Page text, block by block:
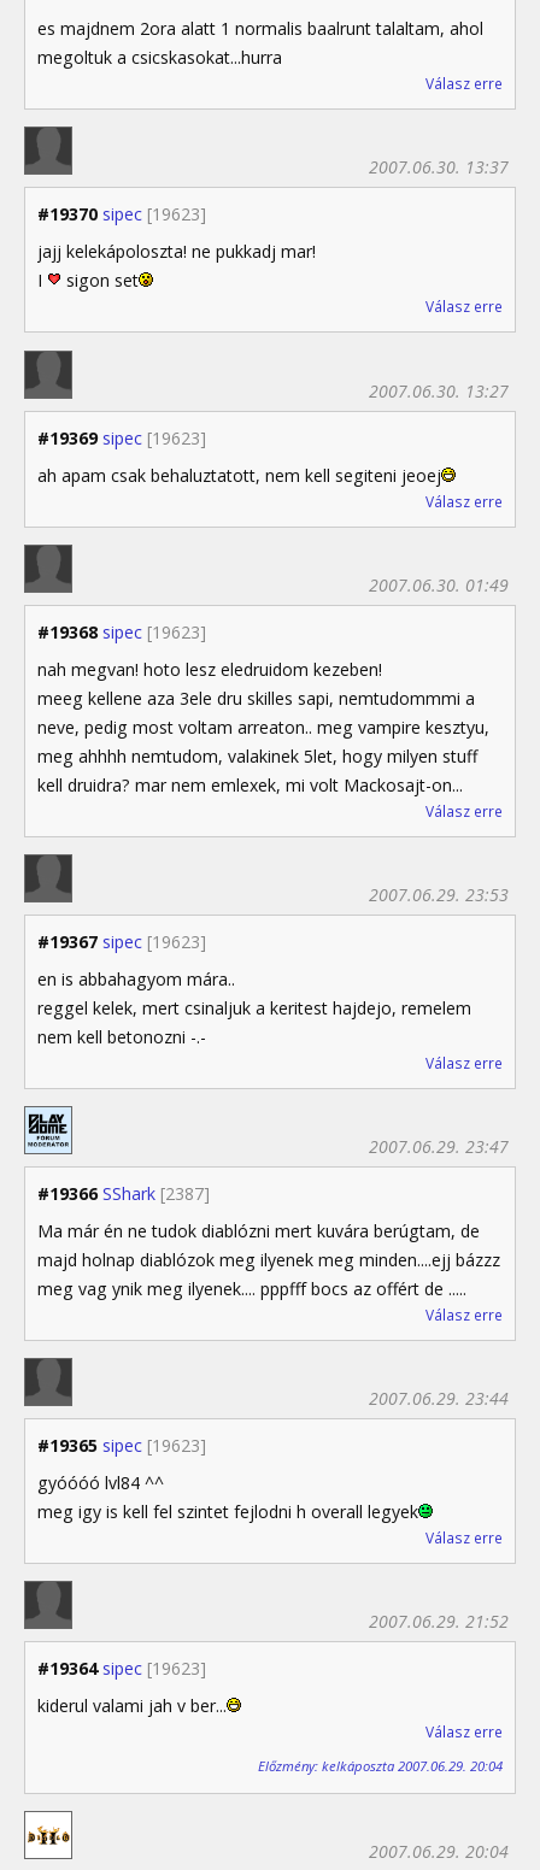
es majdnem 2ora alatt 1 normalis baalrunt talaltam, ahol
megoltuk a csicskasokat...hurra
Válasz erre
#19370 sipec [19623]
2007.06.30. 13:37
jajj kelekápoloszta! ne pukkadj mar!
I
sigon set
Válasz erre
#19369 sipec [19623]
2007.06.30. 13:27
ah apam csak behaluztatott, nem kell segiteni jeoej
Válasz erre
#19368 sipec [19623]
2007.06.30. 01:49
nah megvan! hoto lesz eledruidom kezeben!
meeg kellene aza 3ele dru skilles sapi, nemtudommmi a
neve, pedig most voltam arreaton.. meg vampire kesztyu,
meg ahhhh nemtudom, valakinek 5let, hogy milyen stuff
kell druidra? mar nem emlexek, mi volt Mackosajt-on...
Válasz erre
#19367 sipec [19623]
2007.06.29. 23:53
en is abbahagyom mára..
reggel kelek, mert csinaljuk a keritest hajdejo, remelem
nem kell betonozni -.-
Válasz erre
#19366 SShark [2387]
2007.06.29. 23:47
Ma már én ne tudok diablózni mert kuvára berúgtam, de
majd holnap diablózok meg ilyenek meg minden....ejj bázzz
meg vag ynik meg ilyenek.... pppfff bocs az offért de .....
Válasz erre
#19365 sipec [19623]
2007.06.29. 23:44
gyóóóó lvl84 ^^
meg igy is kell fel szintet fejlodni h overall legyek
Válasz erre
#19364 sipec [19623]
2007.06.29. 21:52
kiderul valami jah v ber...
Válasz erre
Előzmény: kelkáposzta 2007.06.29. 20:04
2007.06.29. 20:04